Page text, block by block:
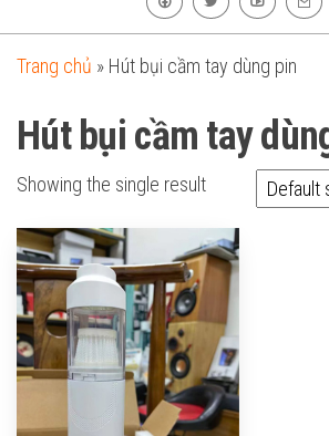
Trang chủ » Hút bụi cầm tay dùng pin
Hút bụi cầm tay
Showing the single result